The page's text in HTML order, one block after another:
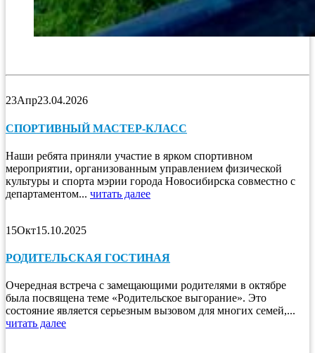
23Апр23.04.2026
СПОРТИВНЫЙ МАСТЕР-КЛАСС
Наши ребята приняли участие в ярком спортивном
мероприятии, организованным управлением физической
культуры и спорта мэрии города Новосибирска совместно с
департаментом... читать далее
15Окт15.10.2025
РОДИТЕЛЬСКАЯ ГОСТИНАЯ
Очередная встреча с замещающими родителями в октябре
была посвящена теме «Родительское выгорание». Это
состояние является серьезным вызовом для многих семей,...
читать далее